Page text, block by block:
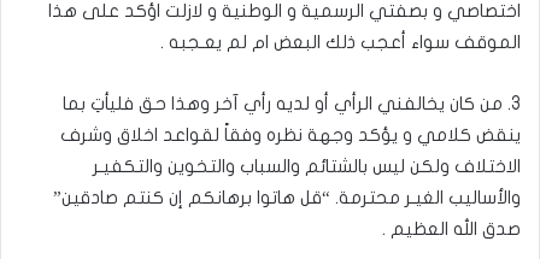
اختصاصي و بصفتي الرسمية و الوطنية و لازلت اؤكد على هذا
الموقف سواء أعجب ذلك البعض ام لم يعـجبه .
3. من كان يخالفني الرأي أو لديه رأي آخر وهذا حق فليأتِ بما
ينقض كلامي و يؤكد وجهة نظره وفقاً لقواعد اخلاق وشرف
الاختلاف ولكن ليس بالشتائم والسباب والتخوين والتكفيـر
والأساليب الغيـر محترمة. “قل هاتوا برهانكم إن كنتم صادقين”
صدق الله العظيم .